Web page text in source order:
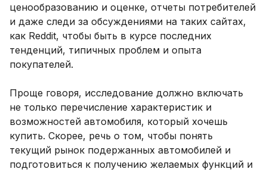
ценообразованию и оценке, отчеты потребителей
и даже следи за обсуждениями на таких сайтах,
как Reddit, чтобы быть в курсе последних
тенденций, типичных проблем и опыта
покупателей.
Проще говоря, исследование должно включать
не только перечисление характеристик и
возможностей автомобиля, который хочешь
купить. Скорее, речь о том, чтобы понять
текущий рынок подержанных автомобилей и
подготовиться к получению желаемых функций и